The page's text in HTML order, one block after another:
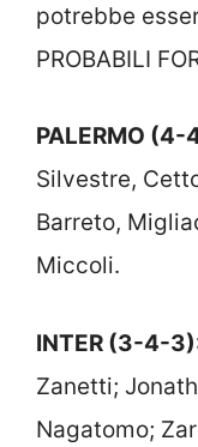
potrebbe
PROBABILI
PALERMO
Silvestre,
Barreto,
Miccoli.
INTER (3-4-
Zanetti;
Nagatomo;